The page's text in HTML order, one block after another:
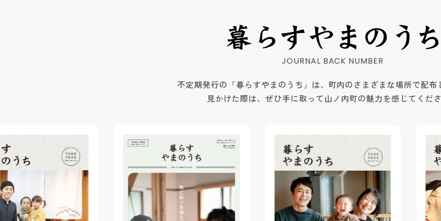
不定期発行の「暮らすやまのうち」は、町内のさまざまな場所で配布
見かけた際は、ぜひ手に取って山ノ内町の魅力を感じてくださ